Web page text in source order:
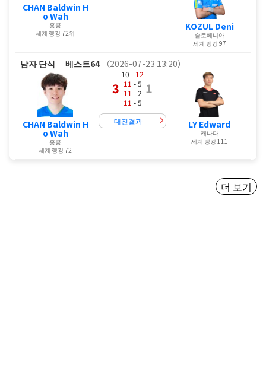
CHAN Baldwin H
o Wah
홍콩
세계 랭킹 72위
KOZUL Deni
슬로베니아
세계 랭킹 97
남자 단식 베스트64 （2026-07-23 13:20）
CHAN Baldwin H
o Wah
홍콩
세계 랭킹 72
3
10 - 12
11 - 5
11 - 2
11 - 5
1
대전결과 LY Edward
캐나다
세계 랭킹 111
더 보기